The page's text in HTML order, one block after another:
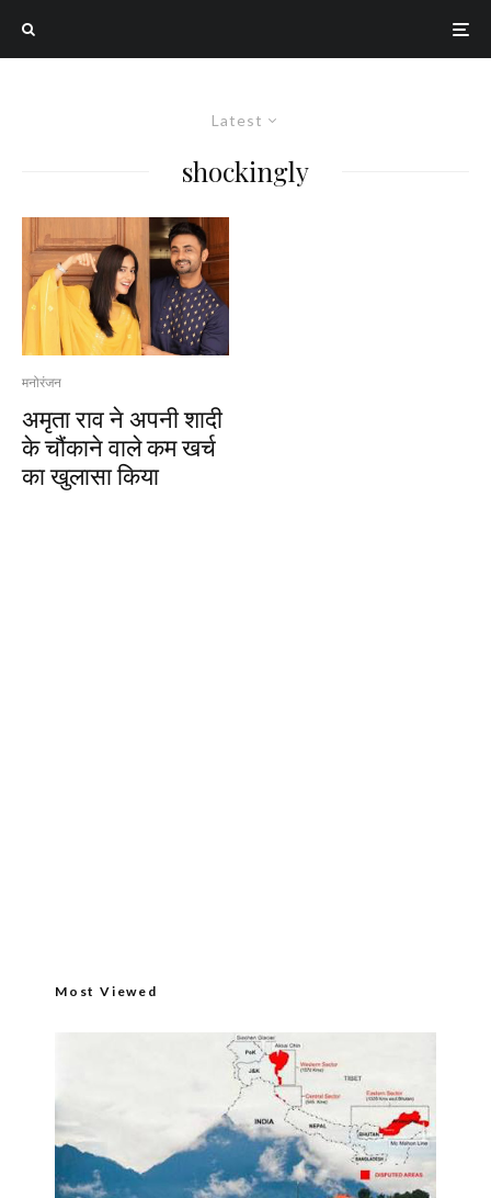
Latest
shockingly
मनोरंजन
अमृता राव ने अपनी शादी
के चौंकाने वाले कम खर्च
का खुलासा किया
Most Viewed